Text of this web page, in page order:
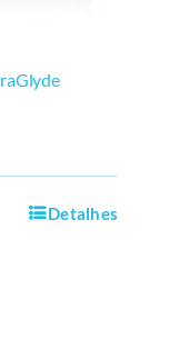
Detalhes